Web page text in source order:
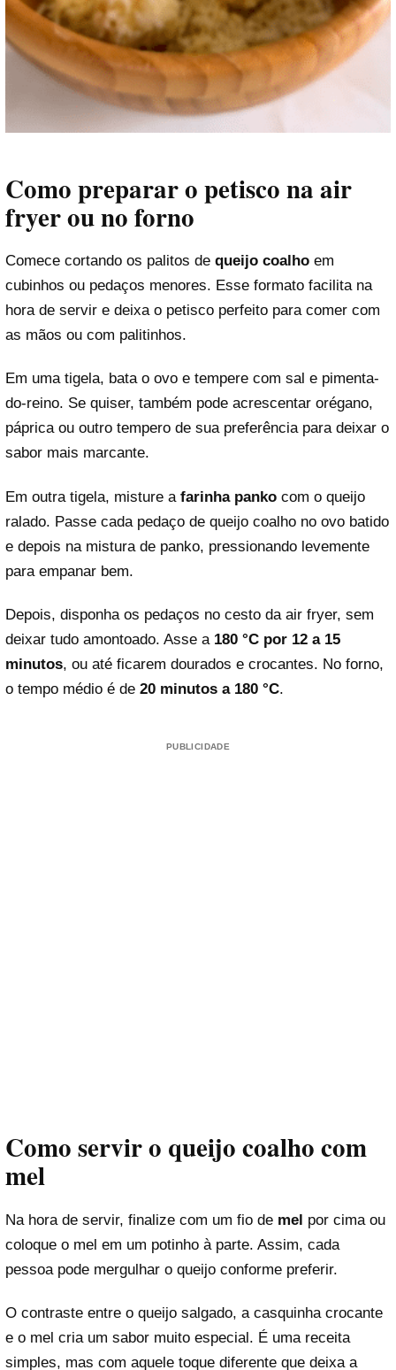
Como preparar o petisco na air
fryer ou no forno
Comece cortando os palitos de queijo coalho em
cubinhos ou pedaços menores. Esse formato facilita na
hora de servir e deixa o petisco perfeito para comer com
as mãos ou com palitinhos.
Em uma tigela, bata o ovo e tempere com sal e pimenta-
do-reino. Se quiser, também pode acrescentar orégano,
páprica ou outro tempero de sua preferência para deixar o
sabor mais marcante.
Em outra tigela, misture a farinha panko com o queijo
ralado. Passe cada pedaço de queijo coalho no ovo batido
e depois na mistura de panko, pressionando levemente
para empanar bem.
Depois, disponha os pedaços no cesto da air fryer, sem
deixar tudo amontoado. Asse a 180 °C por 12 a 15
minutos, ou até ficarem dourados e crocantes. No forno,
o tempo médio é de 20 minutos a 180 °C.
PUBLICIDADE
Como servir o queijo coalho com
mel
Na hora de servir, finalize com um fio de mel por cima ou
coloque o mel em um potinho à parte. Assim, cada
pessoa pode mergulhar o queijo conforme preferir.
O contraste entre o queijo salgado, a casquinha crocante
e o mel cria um sabor muito especial. É uma receita
simples, mas com aquele toque diferente que deixa a